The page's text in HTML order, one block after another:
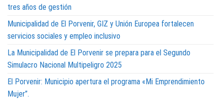
tres años de gestión
Municipalidad de El Porvenir, GIZ y Unión Europea fortalecen
servicios sociales y empleo inclusivo
La Municipalidad de El Porvenir se prepara para el Segundo
Simulacro Nacional Multipeligro 2025
El Porvenir: Municipio apertura el programa «Mi Emprendimiento
Mujer”.